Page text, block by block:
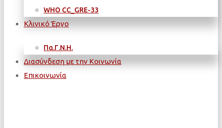
WΗΟ CC_GRE-33
Κλινικό Έργο
Πα.Γ.Ν.Η.
Διασύνδεση με την Κοινωνία
Επικοινωνία